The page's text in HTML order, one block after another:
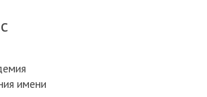
имени